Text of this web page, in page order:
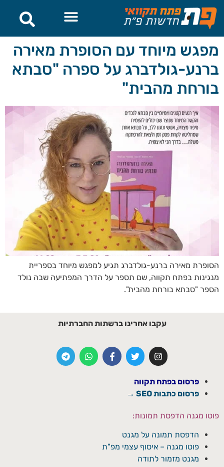
לתוכן
מפגש מיוחד עם הסופרת מאירה
ברנע-גולדברג על ספרה "סבתא
בורחת מהבית"
הסופרת מאירה ברנע-גולדברג תגיע למפגש מיוחד בספריית
מנגינות בפתח תקווה, שם תספר על הדרך המפתיעה שבה נולד
הספר "סבתא בורחת מהבית".
עקבו אחרינו ברשתות החברתיות
פרסום בפתח תקווה
פרסום כתבות SEO →
פוטו מגנה הדפסת תמונות:
הדפסת תמונה על מגנט
פוטו מגנה – איסוף עצמי מפ"ת
מגנט מזמור לתודה